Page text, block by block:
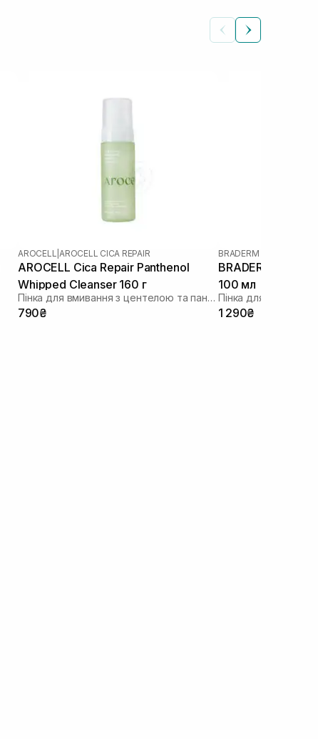
AROCELL AROCELL CICA REPAIR
AROCELL Cica Repair Panthenol
Whipped Cleanser 160 г
Пінка для вмивання з центелою та пантенолом
790₴
BRADERM
BRADERM Kurac
100 мл
Пінка для вмивання
1 290₴